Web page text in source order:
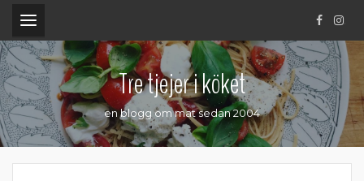
.
Tre tjejer i köket
en blogg om mat sedan 2004